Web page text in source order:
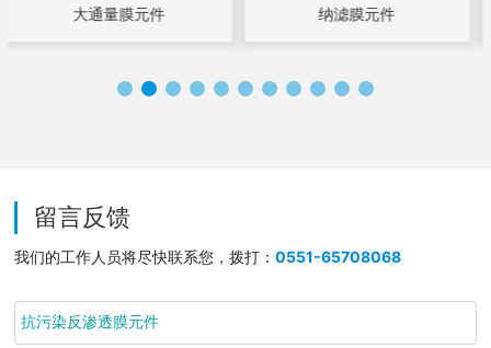
大通量膜元件 纳滤膜元件
留言反馈
我们的工作人员将尽快联系您，拨打：0551-65708068
抗污染反渗透膜元件